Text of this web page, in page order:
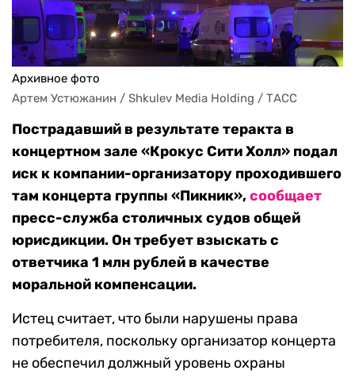
Архивное фото
Артем Устюжанин / Shkulev Media Holding / ТАСС
Пострадавший в результате теракта в
концертном зале «Крокус Сити Холл» подал
иск к компании-организатору проходившего
там концерта группы «Пикник»,сообщает
пресс-служба столичных судов общей
юрисдикции. Он требует взыскать с
ответчика 1 млн рублей в качестве
моральной компенсации.
Истец считает, что были нарушены права
потребителя, поскольку организатор концерта
не обеспечил должный уровень охраны